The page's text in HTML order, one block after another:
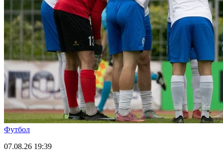
Футбол
07.08.26 19:39